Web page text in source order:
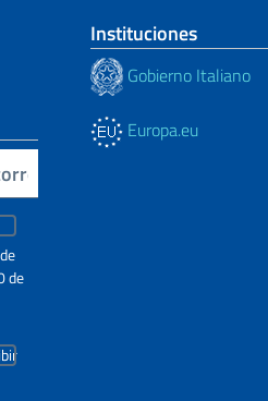
de
Instituciones
Gobierno Italiano
Europa.eu